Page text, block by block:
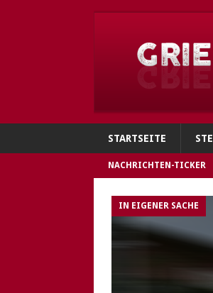
STARTSEITE
NACHRICHTEN-TICKER
IN EIGENER SACHE